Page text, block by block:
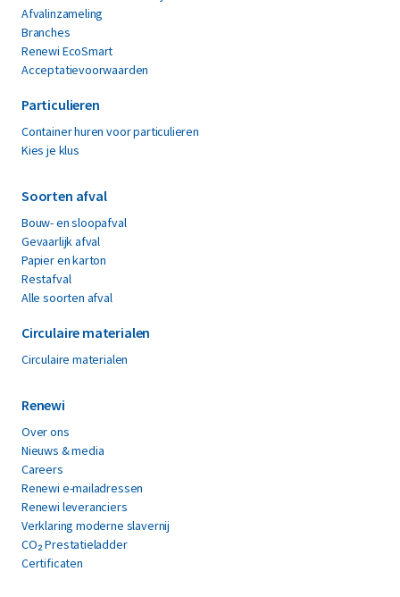
Afvalinzameling
Branches
Renewi EcoSmart
Acceptatievoorwaarden
Particulieren
Container huren voor particulieren
Kies je klus
Soorten afval
Bouw- en sloopafval
Gevaarlijk afval
Papier en karton
Restafval
Alle soorten afval
Circulaire materialen
Circulaire materialen
Renewi
Over ons
Nieuws & media
Careers
Renewi e-mailadressen
Renewi leveranciers
Verklaring moderne slavernij
CO₂ Prestatieladder
Certificaten